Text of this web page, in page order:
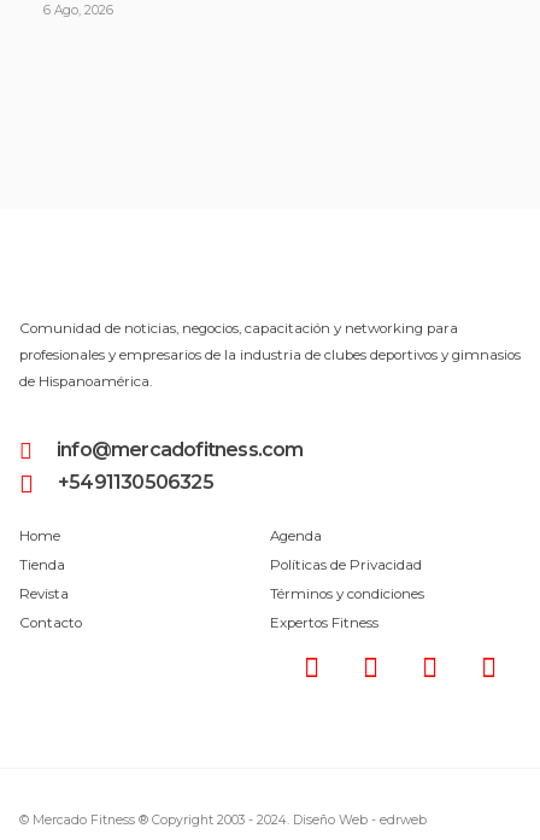
6 Ago, 2026
Comunidad de noticias, negocios, capacitación y networking para
profesionales y empresarios de la industria de clubes deportivos y gimnasios
de Hispanoamérica.
info@mercadofitness.com
+5491130506325
Home
Tienda
Revista
Contacto
Agenda
Políticas de Privacidad
Términos y condiciones
Expertos Fitness
© Mercado Fitness ® Copyright 2003 - 2024. Diseño Web - edrweb